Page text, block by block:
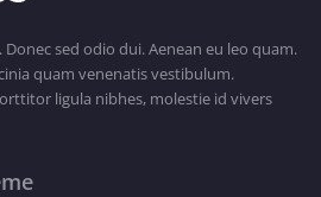
sed odio dui. Aenean eu leo quam.
quam venenatis vestibulum.
ligula nibhes, molestie id vivers